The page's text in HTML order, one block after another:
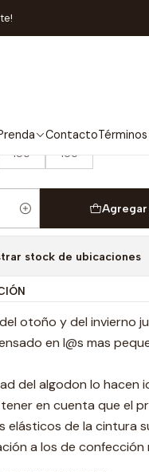
Contacto
Verde Oliva
Perro
150 160
stock de ubicaciones
otoño y del invierno
en l@s mas
del algodon lo hacen
en cuenta que el
elásticos de la cintura
a los de confección